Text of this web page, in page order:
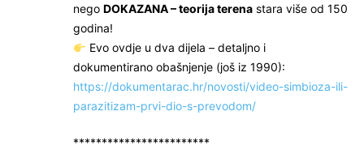
nego DOKAZANA – teorija terena stara više od 150
godina!
Evo ovdje u dva dijela – detaljno i
dokumentirano obašnjenje (još iz 1990):
https://dokumentarac.hr/novosti/video-simbioza-ili-
parazitizam-prvi-dio-s-prevodom/
************************